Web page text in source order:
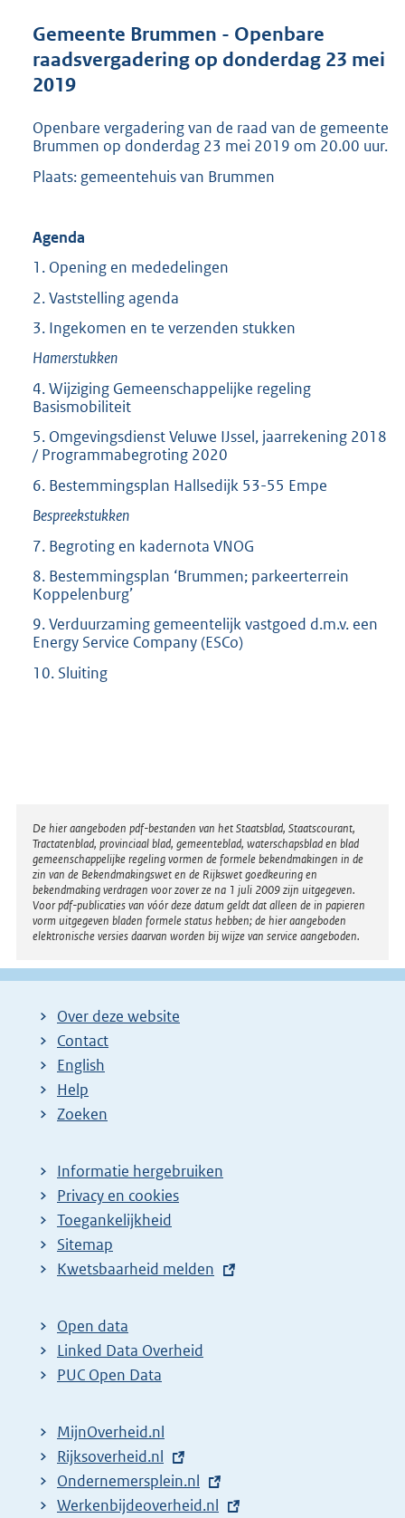
r
o
e
:
4
Gemeente Brummen - Openbare
raadsvergadering op donderdag 23 mei
2019
Openbare vergadering van de raad van de gemeente
Brummen op donderdag 23 mei 2019 om 20.00 uur.
Plaats: gemeentehuis van Brummen
Agenda
1. Opening en mededelingen
2. Vaststelling agenda
3. Ingekomen en te verzenden stukken
Hamerstukken
4. Wijziging Gemeenschappelijke regeling
Basismobiliteit
5. Omgevingsdienst Veluwe IJssel, jaarrekening 2018
/ Programmabegroting 2020
6. Bestemmingsplan Hallsedijk 53-55 Empe
Bespreekstukken
7. Begroting en kadernota VNOG
8. Bestemmingsplan ‘Brummen; parkeerterrein
Koppelenburg’
9. Verduurzaming gemeentelijk vastgoed d.m.v. een
Energy Service Company (ESCo)
10. Sluiting
Disclaimer
De hier aangeboden pdf-bestanden van het Staatsblad, Staatscourant,
Tractatenblad, provinciaal blad, gemeenteblad, waterschapsblad en blad
gemeenschappelijke regeling vormen de formele bekendmakingen in de
zin van de Bekendmakingswet en de Rijkswet goedkeuring en
bekendmaking verdragen voor zover ze na 1 juli 2009 zijn uitgegeven.
Voor pdf-publicaties van vóór deze datum geldt dat alleen de in papieren
vorm uitgegeven bladen formele status hebben; de hier aangeboden
elektronische versies daarvan worden bij wijze van service aangeboden.
Over deze website
Contact
English
Help
Zoeken
Informatie hergebruiken
Privacy en cookies
Toegankelijkheid
Sitemap
E
t
e
r
l
i
n
k
Kwetsbaarheid melden
Open data
Linked Data Overheid
PUC Open Data
MijnOverheid.nl
E
x
t
Rijksoverheid.nl
E
x
Ondernemersplein.nl
E
Werkenbijdeoverheid.nl